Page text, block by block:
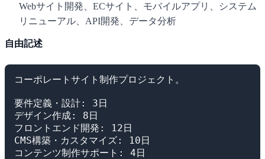
Webサイト開発、ECサイト、モバイルアプリ、システム
リニューアル、API開発、データ分析
自由記述
コーポレートサイト制作プロジェクト。
要件定義・設計: 3日
デザイン作成: 8日
フロントエンド開発: 12日
CMS構築・カスタマイズ: 10日
コンテンツ制作サポート: 4日